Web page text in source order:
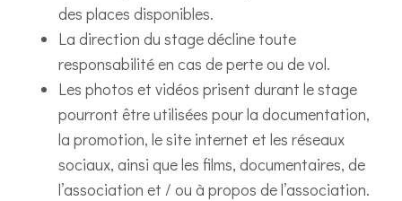
des places disponibles.
La direction du stage décline toute
responsabilité en cas de perte ou de vol.
Les photos et vidéos prisent durant le stage
pourront être utilisées pour la documentation,
la promotion, le site internet et les réseaux
sociaux, ainsi que les films, documentaires, de
l’association et / ou à propos de l’association.